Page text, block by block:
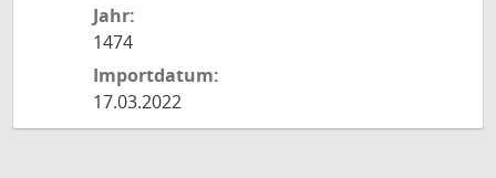
Jahr:
1474
Importdatum:
17.03.2022